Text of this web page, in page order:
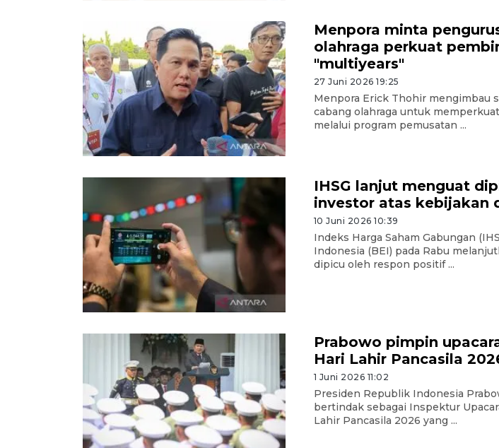
Menpora minta
olahraga perkuat
"multiyears"
27 Juni 2026 19:25
Menpora Erick Thohir mengimbau
cabang olahraga untuk
melalui program pemusatan ...
IHSG lanjut menguat
investor atas kebijakan
10 Juni 2026 10:39
Indeks Harga Saham Gabungan
Indonesia (BEI) pada Rabu
dipicu oleh respon positif ...
Prabowo pimpin
Hari Lahir Pancasila
1 Juni 2026 11:02
Presiden Republik Indonesia
bertindak sebagai Inspektur
Lahir Pancasila 2026 yang ...